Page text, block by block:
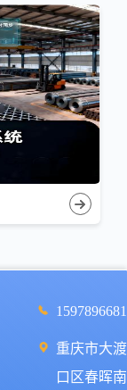
重庆市大渡
口区春晖南